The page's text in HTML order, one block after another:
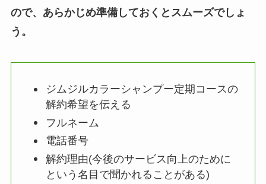
ので、あらかじめ準備しておくとスムーズでしょ
う。
ジムジルカラーシャンプー定期コースの
解約希望を伝える
フルネーム
電話番号
解約理由(今後のサービス向上のために
という名目で聞かれることがある)